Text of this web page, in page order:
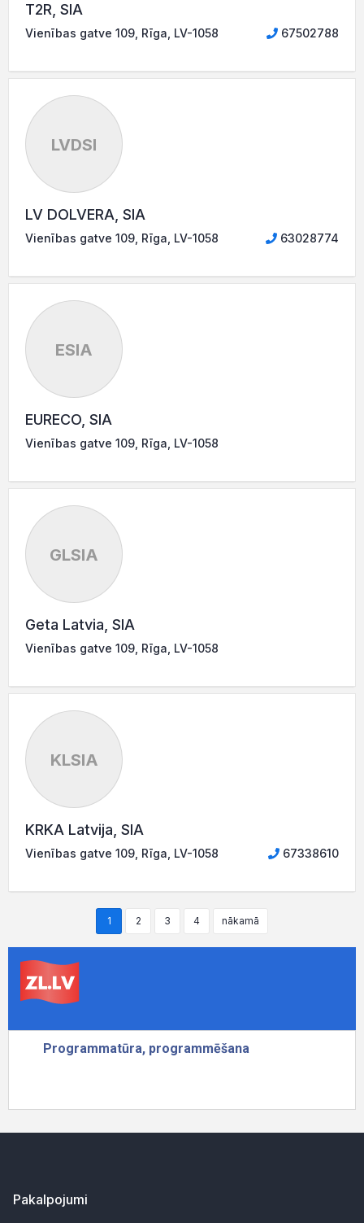
T2R, SIA
Vienības gatve 109, Rīga, LV-1058 67502788
LVDSI
LV DOLVERA, SIA
Vienības gatve 109, Rīga, LV-1058 63028774
ESIA
EURECO, SIA
Vienības gatve 109, Rīga, LV-1058
GLSIA
Geta Latvia, SIA
Vienības gatve 109, Rīga, LV-1058
KLSIA
KRKA Latvija, SIA
Vienības gatve 109, Rīga, LV-1058 67338610
1 2 3 4 nākamā
Pakalpojumi